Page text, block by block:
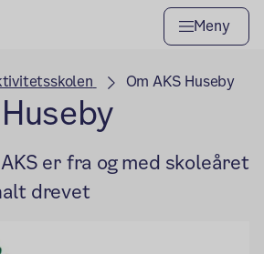
Meny
Om AKS Huseby
er fra og med skoleåret
drevet